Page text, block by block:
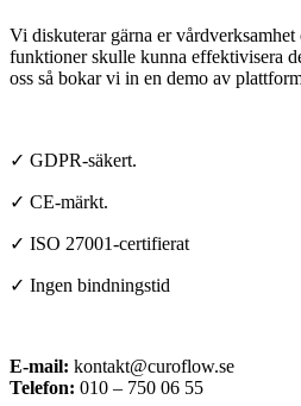
Vi diskuterar gärna er
funktioner skulle kunna effektivisera
oss så bokar vi in en demo av
✓ GDPR-säkert.
✓ CE-märkt.
✓ ISO 27001-certifierat
✓ Ingen bindningstid
E-mail: kontakt@curoflow.se
Telefon: 010 – 750 06 55